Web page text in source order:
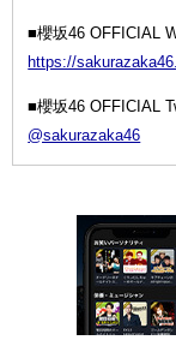
■櫻坂46 OFFICIAL
https://
■櫻坂46 OFFICIAL
@sakurazaka46